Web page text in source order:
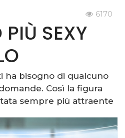
6170
PIÙ SEXY
ha bisogno di qualcuno
Così la figura
sempre più attraente